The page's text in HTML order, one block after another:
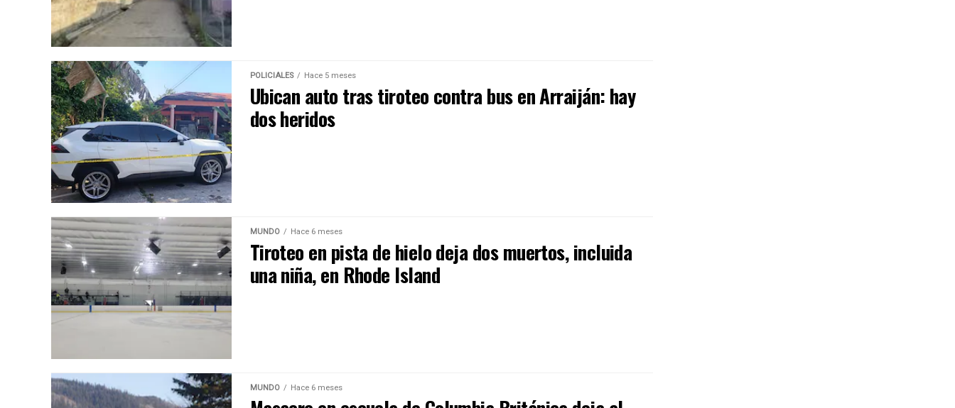
POLICIALES Hace 5 meses
Ubican auto tras tiroteo contra bus en Arraiján: hay
dos heridos
MUNDO Hace 6 meses
Tiroteo en pista de hielo deja dos muertos, incluida
una niña, en Rhode Island
MUNDO Hace 6 meses